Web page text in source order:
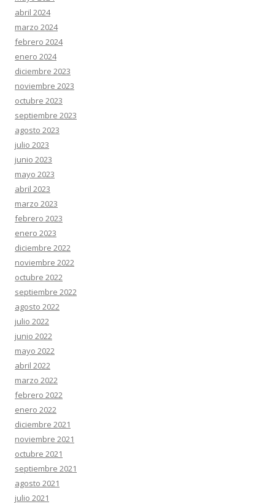
abril 2024
marzo 2024
febrero 2024
enero 2024
diciembre 2023
noviembre 2023
octubre 2023
septiembre 2023
agosto 2023
julio 2023
junio 2023
mayo 2023
abril 2023
marzo 2023
febrero 2023
enero 2023
diciembre 2022
noviembre 2022
octubre 2022
septiembre 2022
agosto 2022
julio 2022
junio 2022
mayo 2022
abril 2022
marzo 2022
febrero 2022
enero 2022
diciembre 2021
noviembre 2021
octubre 2021
septiembre 2021
agosto 2021
julio 2021